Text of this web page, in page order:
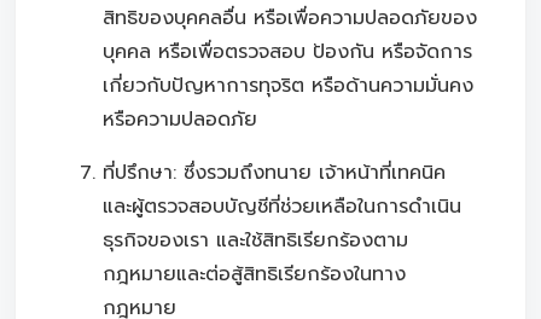
สิทธิของบุคคลอื่น หรือเพื่อความปลอดภัยของ
บุคคล หรือเพื่อตรวจสอบ ป้องกัน หรือจัดการ
เกี่ยวกับปัญหาการทุจริต หรือด้านความมั่นคง
หรือความปลอดภัย
ที่ปรึกษา: ซึ่งรวมถึงทนาย เจ้าหน้าที่เทคนิค
และผู้ตรวจสอบบัญชีที่ช่วยเหลือในการดำเนิน
ธุรกิจของเรา และใช้สิทธิเรียกร้องตาม
กฎหมายและต่อสู้สิทธิเรียกร้องในทาง
กฎหมาย